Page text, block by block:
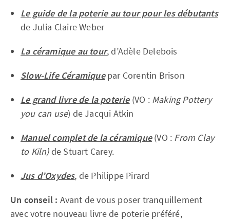
Le guide de la poterie au tour pour les débutants
de Julia Claire Weber
La céramique au tour, d’Adèle Delebois
Slow-Life Céramiquepar Corentin Brison
Le grand livre de la poterie (VO : Making Pottery
you can use) de Jacqui Atkin
Manuel complet de la céramique(VO : From Clay
to Kiln)de Stuart Carey.
Jus d’Oxydes, de Philippe Pirard
Un conseil : Avant de vous poser tranquillement
avec votre nouveau livre de poterie préféré,